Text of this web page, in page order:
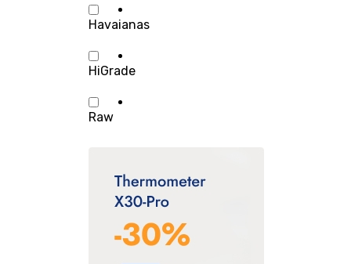
Havaianas
HiGrade
Raw